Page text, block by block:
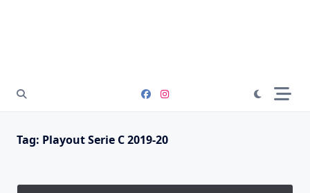
Tag: Playout Serie C 2019-20